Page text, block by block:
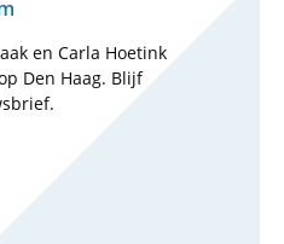
en Carla Hoetink
Den Haag. Blijf